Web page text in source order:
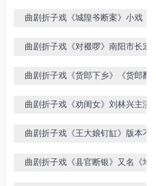
曲剧折子戏《城隍爷断案》小戏
曲剧折子戏《对裰啰》南阳市长宏曲
曲剧折子戏《货郎下乡》《货郎翻
曲剧折子戏《劝闺女》刘林兴主演
曲剧折子戏《王大娘钉缸》版本不同
曲剧折子戏《县官断银》又名《地面